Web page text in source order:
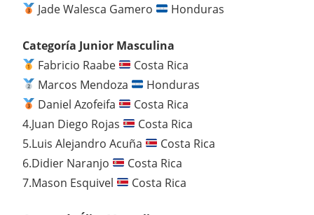
Jade Walesca Gamero
Honduras
Categoría Junior Masculina
Fabricio Raabe
Costa Rica
Marcos Mendoza
Honduras
Daniel Azofeifa
Costa Rica
4.Juan Diego Rojas
Costa Rica
5.Luis Alejandro Acuña
Costa Rica
6.Didier Naranjo
Costa Rica
7.Mason Esquivel
Costa Rica